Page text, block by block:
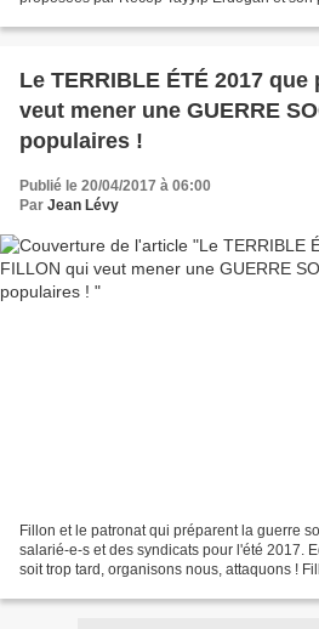
Le TERRIBLE ÉTÉ 2017 que
veut mener une GUERRE
populaires !
Publié le 20/04/2017 à 06:00
Par Jean Lévy
Fillon et le patronat qui préparent la guerre
salarié-e-s et des syndicats pour l'été 2017.
soit trop tard, organisons nous, attaquons !